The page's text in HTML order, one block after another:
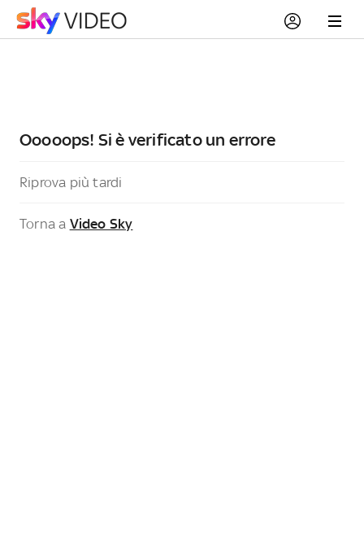
Ooooops! Si è verificato un errore
Riprova più tardi
Torna a Video Sky